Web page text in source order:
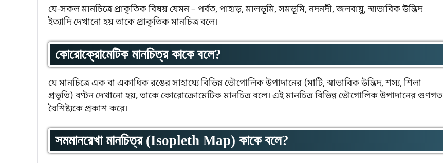
যে-সকল মানচিত্রে প্রাকৃতিক বিষয় যেমন – পর্বত, পাহাড়, মালভূমি, সমভূমি, নদনদী, জলবায়ু, স্বাভাবিক উদ্ভিদ
ইত্যাদি দেখানো হয় তাকে প্রাকৃতিক মানচিত্র বলে।
কোরোক্রোমেটিক মানচিত্র কাকে বলে?
যে মানচিত্রে এক বা একাধিক রঙের সাহায্যে বিভিন্ন ভৌগোলিক উপাদানের (মাটি, স্বাভাবিক উদ্ভিদ, শস্য, শিলা
প্রভৃতি) বণ্টন দেখানো হয়, তাকে কোরোক্রোমেটিক মানচিত্র বলে। এই মানচিত্র বিভিন্ন ভৌগোলিক উপাদানের গুণগত
বৈশিষ্ট্যকে প্রকাশ করে।
সমমানরেখা মানচিত্র (Isopleth Map) কাকে বলে?